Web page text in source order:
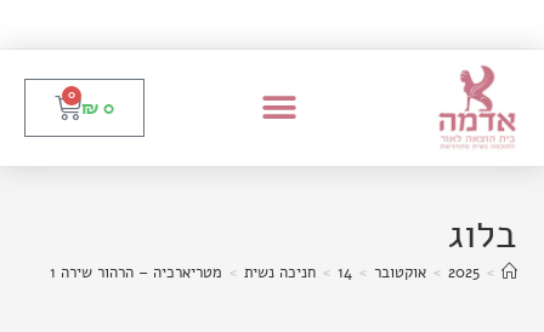
₪ 0
0
בלוג
>
2025
> אוקטובר >
14
> חניכה נשית > מטריארכיה – הרהור שירה 1